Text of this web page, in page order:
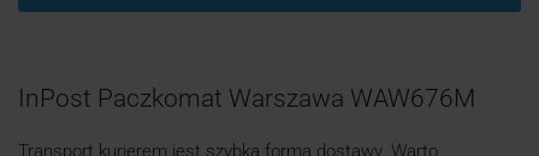
InPost Paczkomat Warszawa WAW676M
Transport kurierem jest szybką formą dostawy. Warto